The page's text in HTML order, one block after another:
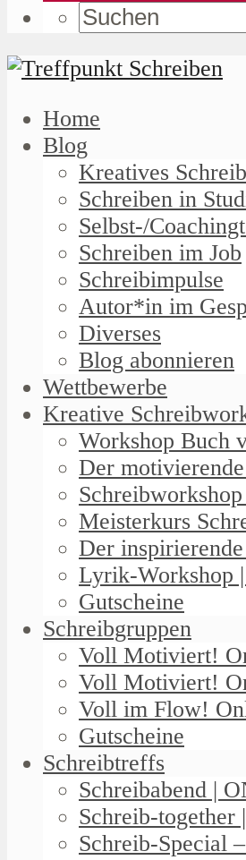
Home
Blog
Kreatives
Schreiben in
Selbst-/
Schreiben im Job
Schreibimpulse
Autor*in im
Diverses
Blog abonnieren
Wettbewerbe
Kreative
Workshop Buch
Der
Meisterkurs
Der
Lyrik-Workshop
Gutscheine
Schreibgruppen
Voll Motiviert!
Voll Motiviert!
Voll im Flow!
Gutscheine
Schreibtreffs
Schreibabend |
Schreib-
Schreib-Special